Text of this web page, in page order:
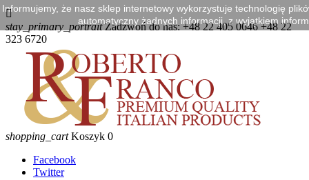

stay_primary_portraitZadzwoń do nas:+48 22 405 0646 +48 22
323 6720
shopping_cart Koszyk 0
Facebook
Twitter
Informujemy, że nasz sklep internetowy wykorzystuje technologię
automatyczny żadnych informacji, z wyjątkiem